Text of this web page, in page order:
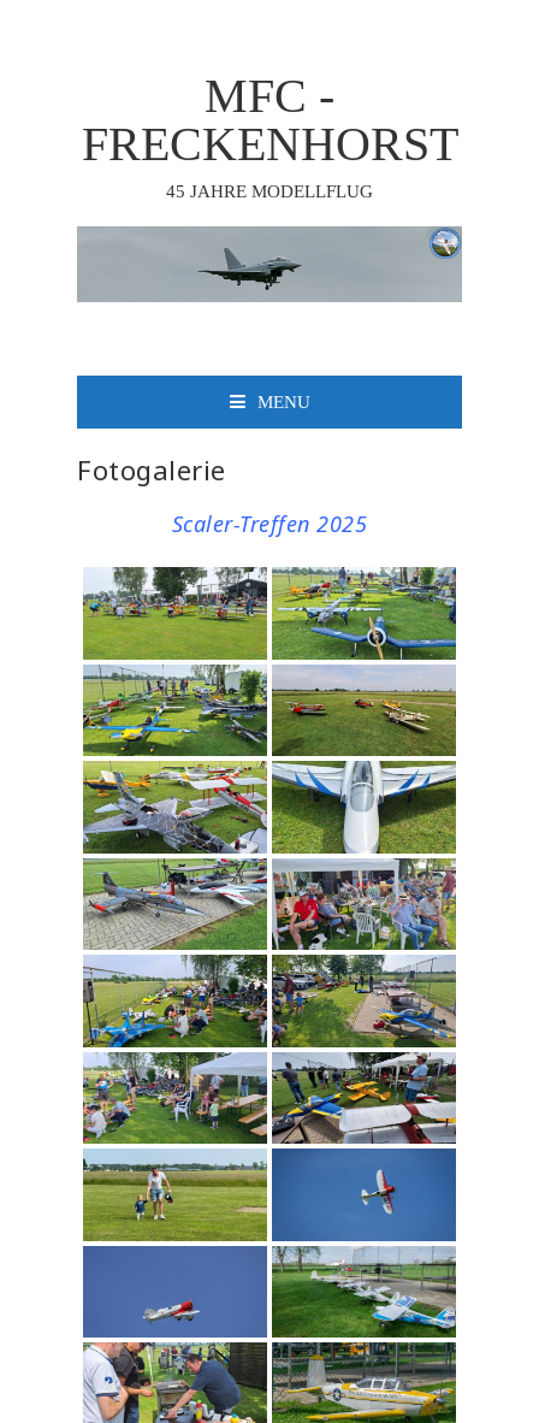
MFC -
FRECKENHORST
45 JAHRE MODELLFLUG
MENU
Fotogalerie
Scaler-Treffen 2025